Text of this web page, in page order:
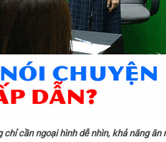
Tìm kiếm
chỉ cần ngoại hình dễ nhìn, khả năng ăn